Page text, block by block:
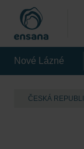
Nové Lázné
ČESKÁ